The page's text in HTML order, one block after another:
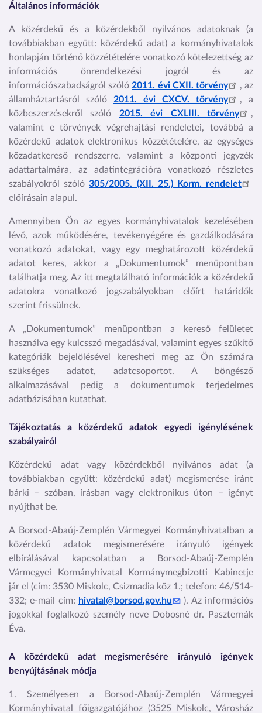
Általános információk
A közérdekű és a közérdekből nyilvános adatoknak (a
továbbiakban együtt: közérdekű adat) a kormányhivatalok
honlapján történő közzétételére vonatkozó kötelezettség az
információs önrendelkezési jogról és az
információszabadságról szóló 2011. évi CXII. törvény
, az
államháztartásról szóló 2011. évi CXCV. törvény
, a
közbeszerzésekről szóló 2015. évi CXLIII. törvény
,
valamint e törvények végrehajtási rendeletei, továbbá a
közérdekű adatok elektronikus közzétételére, az egységes
közadatkereső rendszerre, valamint a központi jegyzék
adattartalmára, az adatintegrációra vonatkozó részletes
szabályokról szóló305/2005. (XII. 25.) Korm. rendelet
előírásain alapul.
Amennyiben Ön az egyes kormányhivatalok kezelésében
lévő, azok működésére, tevékenyégére és gazdálkodására
vonatkozó adatokat, vagy egy meghatározott közérdekű
adatot keres, akkor a „Dokumentumok” menüpontban
találhatja meg. Az itt megtalálható információk a közérdekű
adatokra vonatkozó jogszabályokban előírt határidők
szerint frissülnek.
A „Dokumentumok” menüpontban a kereső felületet
használva egy kulcsszó megadásával, valamint egyes szűkítő
kategóriák bejelölésével keresheti meg az Ön számára
szükséges adatot, adatcsoportot. A böngésző
alkalmazásával pedig a dokumentumok terjedelmes
adatbázisában kutathat.
Tájékoztatás a közérdekű adatok egyedi igénylésének
szabályairól
Közérdekű adat vagy közérdekből nyilvános adat (a
továbbiakban együtt: közérdekű adat) megismerése iránt
bárki – szóban, írásban vagy elektronikus úton – igényt
nyújthat be.
A Borsod-Abaúj-Zemplén Vármegyei Kormányhivatalban a
közérdekű adatok megismerésére irányuló igények
elbírálásával kapcsolatban a Borsod-Abaúj-Zemplén
Vármegyei Kormányhivatal Kormánymegbízotti Kabinetje
jár el (cím: 3530 Miskolc, Csizmadia köz 1.; telefon: 46/514-
332; e-mail cím: hivatal@borsod.gov.hu
). Az információs
jogokkal foglalkozó személy neve Dobosné dr. Paszternák
Éva.
A közérdekű adat megismerésére irányuló igények
benyújtásának módja
1. Személyesen a Borsod-Abaúj-Zemplén Vármegyei
Kormányhivatal főigazgatójához (3525 Miskolc, Városház